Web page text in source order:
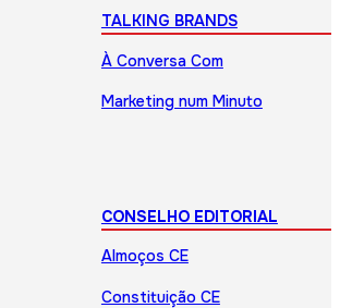
TALKING BRANDS
À Conversa Com
Marketing num Minuto
CONSELHO EDITORIAL
Almoços CE
Constituição CE